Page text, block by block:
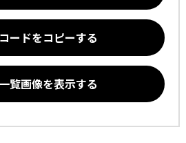
ードをコピーする
覧画像を表示する